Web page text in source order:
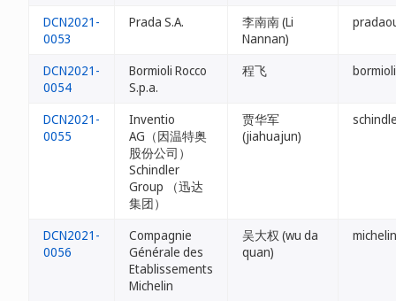
DCN2021-
0053
Prada S.A.
李南南 (Li
Nannan)
DCN2021-
0054
Bormioli Rocco
S.p.a.
程飞
DCN2021-
0055
Inventio
AG（因温特奥
股份公司）
Schindler
Group （迅达
集团）
贾华军
(jiahuajun)
DCN2021-
0056
Compagnie
Générale des
Etablissements
Michelin
吴大权 (wu da
quan)